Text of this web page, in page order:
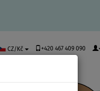
CZ/Kč +420 467 409 090